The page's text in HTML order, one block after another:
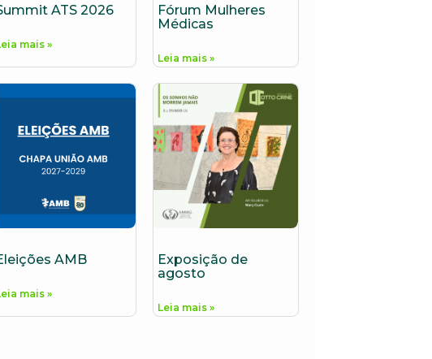
ATS 2026
mais »
Fórum Mulheres
Médicas
Leia mais »
AMB
mais »
Exposição de
agosto
Leia mais »